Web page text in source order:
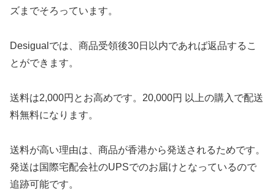
ズまでそろっています。
Desigualでは、商品受領後30日以内であれば返品するこ
とができます。
送料は2,000円とお高めです。20,000円 以上の購入で配送
料無料になります。
送料が高い理由は、商品が香港から発送されるためです。
発送は国際宅配会社のUPSでのお届けとなっているので
追跡可能です。